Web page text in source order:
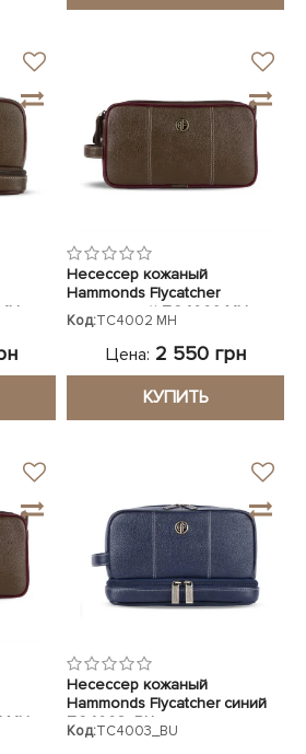
Несессер кожаный
Hammonds Flycatcher
коричневый TC4002 MH
Код:TC4002 MH
Цена: 2 550 грн
КУПИТЬ
MH
Несессер кожаный
Hammonds Flycatcher синий
TC4003_BU
Код:TC4003_BU